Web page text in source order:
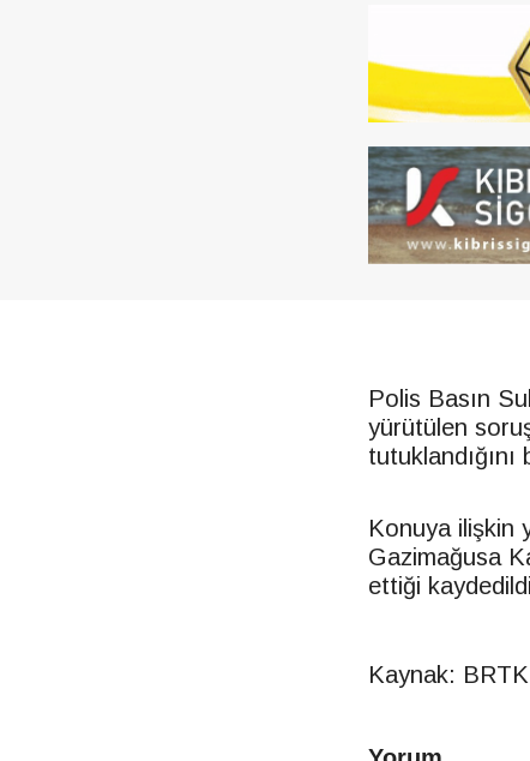
Polis Basın
yürütülen
tutuklandığını
Konuya ilişkin
Gazimağusa
ettiği
Kaynak: BRTK